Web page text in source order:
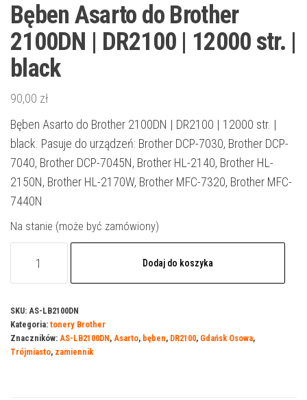
Bęben Asarto do Brother
2100DN | DR2100 | 12000 str. |
black
90,00 zł
Bęben Asarto do Brother 2100DN | DR2100 | 12000 str. |
black. Pasuje do urządzeń: Brother DCP-7030, Brother DCP-
7040, Brother DCP-7045N, Brother HL-2140, Brother HL-
2150N, Brother HL-2170W, Brother MFC-7320, Brother MFC-
7440N
Na stanie (może być zamówiony)
Bęben
do
Brother
2100DN
Dodaj do koszyka
SKU: AS-LB2100DN
Kategoria: tonery Brother
Znaczników: AS-LB2100DN, Asarto, bęben, DR2100, Gdańsk Osowa,
Trójmiasto, zamiennik